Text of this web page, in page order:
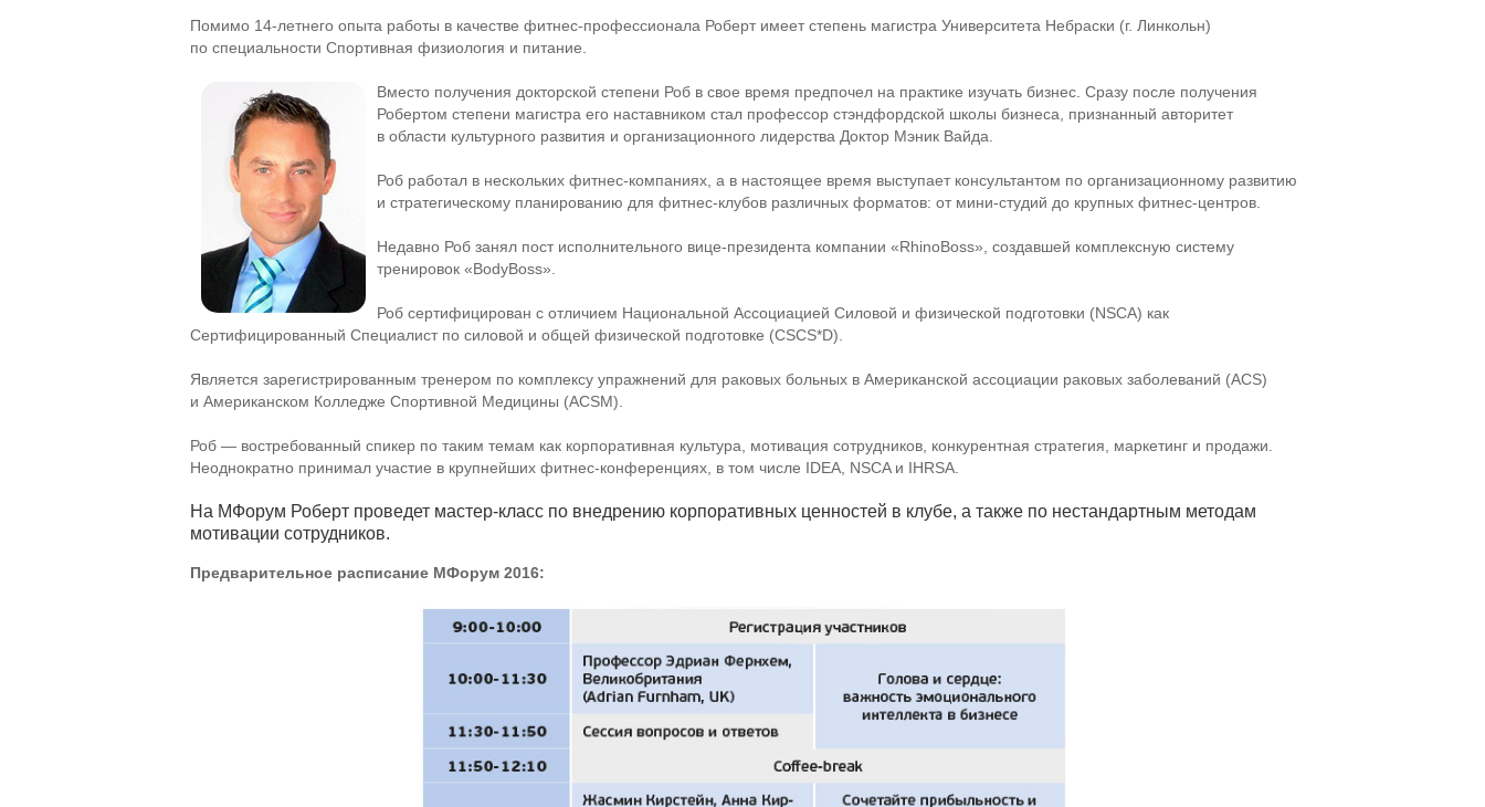
Помимо 14-летнего опыта работы в качестве фитнес-профессионала Роберт имеет степень магистра Университета Небраски (г. Линкольн)
по специальности Спортивная физиология и питание.
Вместо получения докторской степени Роб в свое время предпочел на практике изучать бизнес. Сразу после получения
Робертом степени магистра его наставником стал профессор стэндфордской школы бизнеса, признанный авторитет
в области культурного развития и организационного лидерства Доктор Мэник Вайда.
Роб работал в нескольких фитнес-компаниях , а в настоящее время выступает консультантом по организационному развитию
и стратегическому планированию для фитнес-клубов различных форматов: от мини-студий до крупных фитнес-центров
Недавно Роб занял пост исполнительного вице-президента компании «RhinoBoss», создавшей комплексную систему
тренировок «BodyBoss».
Роб сертифицирован с отличием Национальной Ассоциацией Силовой и физической подготовки (NSCA) как
Сертифицированный Специалист по силовой и общей физической подготовке (CSCS*D).
Является зарегистрированным тренером по комплексу упражнений для раковых больных в Американской ассоциации раковых заболеваний (ACS)
и Американском Колледже Спортивной Медицины (ACSM).
Роб — востребованный спикер по таким темам как корпоративная культура, мотивация сотрудников, конкурентная стратегия, маркетинг и продажи.
Неоднократно принимал участие в крупнейших фитнес-конференциях , в том числе IDEA, NSCA и IHRSA.
На МФорум Роберт проведет мастер-класс по внедрению корпоративных ценностей в клубе, а также по нестандартным методам
мотивации сотрудников.
Предварительное расписание МФорум 2016: